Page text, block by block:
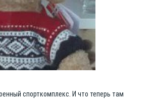
спорткомплекс. И что теперь там